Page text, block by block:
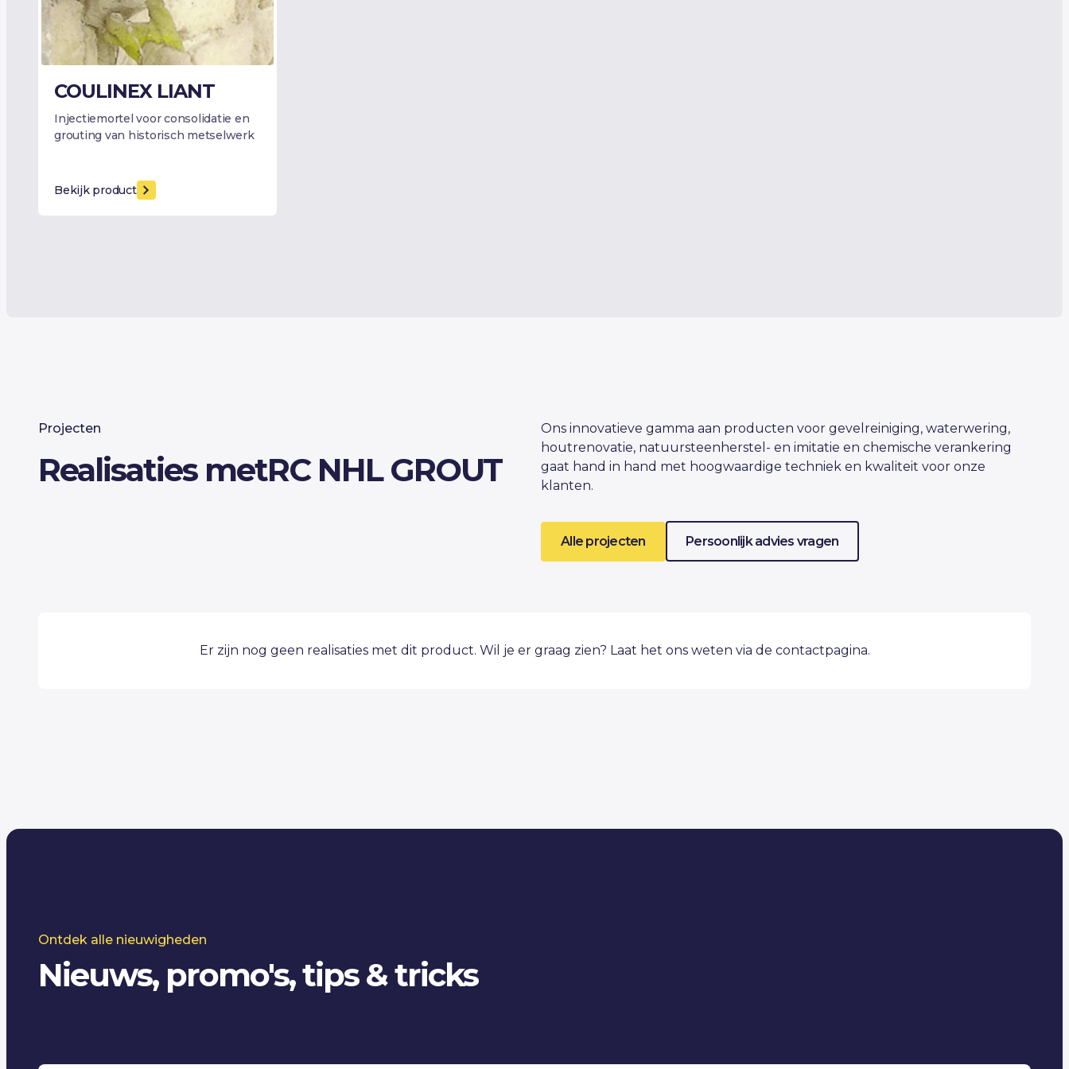
COULINEX LIANT
Injectiemortel voor consolidatie en
grouting van historisch metselwerk
Bekijk product
Projecten
Realisaties metRC NHL GROUT
Ons innovatieve gamma aan producten voor gevelreiniging, waterwering,
houtrenovatie, natuursteenherstel- en imitatie en chemische verankering
gaat hand in hand met hoogwaardige techniek en kwaliteit voor onze
klanten.
Alle projecten Persoonlijk advies vragen
Er zijn nog geen realisaties met dit product. Wil je er graag zien? Laat het ons weten via de contactpagina.
Ontdek alle nieuwigheden
Nieuws, promo's, tips & tricks